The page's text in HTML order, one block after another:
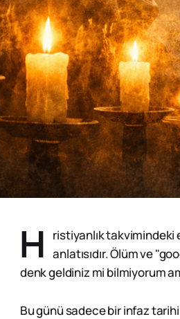
H
ristiyanlık takvimindeki
anlatısıdır. Ölüm ve
denk geldiniz mi bilmiyorum
Bu günü sadece bir infaz tarihi